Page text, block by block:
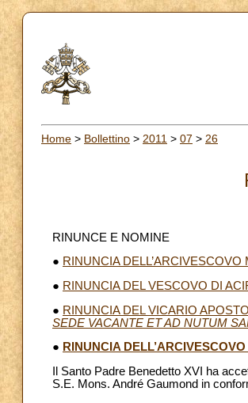
Home > Bollettino > 2011 > 07 > 26
RINUNCE E NOMINE
● RINUNCIA
● RINUNCIA DEL VESCOVO DI
● RINUNCIA DEL VICARIO
SEDE VACANTE ET AD NUTUM
● RINUNCIA
Il Santo Padre Benedetto XVI ha
S.E. Mons. André Gaumond in